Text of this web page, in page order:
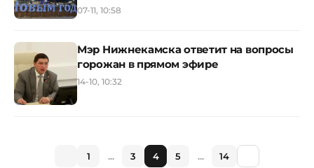
07-11, 10:58
Мэр Нижнекамска ответит на вопросы
горожан в прямом эфире
14-10, 10:32
1 ... 3 4 5 ... 14